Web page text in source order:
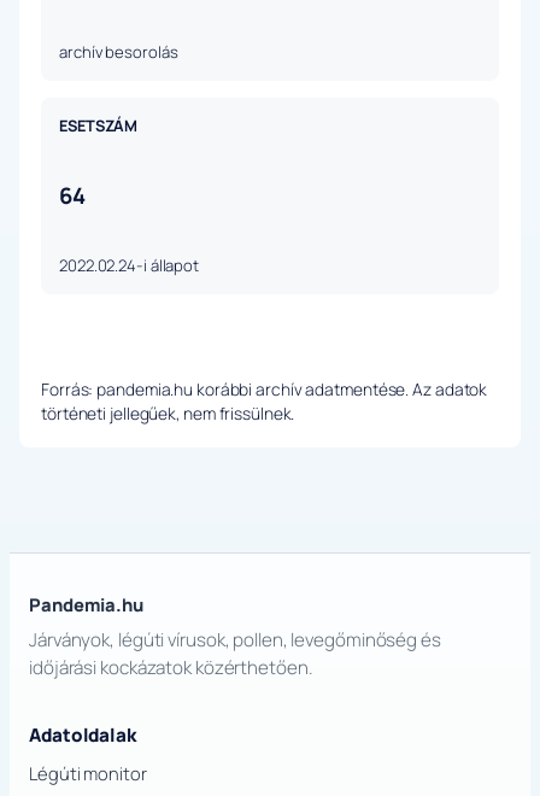
archív besorolás
ESETSZÁM
64
2022.02.24-i állapot
Forrás: pandemia.hu korábbi archív adatmentése. Az adatok
történeti jellegűek, nem frissülnek.
Pandemia.hu
Járványok, légúti vírusok, pollen, levegőminőség és
időjárási kockázatok közérthetően.
Adatoldalak
Légúti monitor